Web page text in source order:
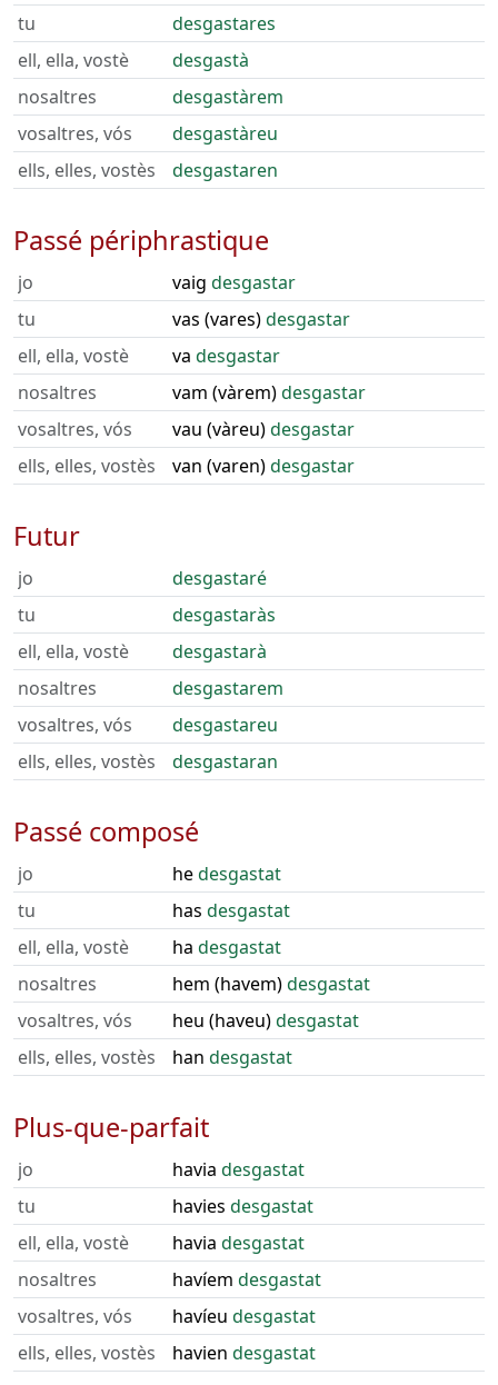
tu
desgastares
ell, ella, vostè
desgastà
nosaltres
desgastàrem
vosaltres, vós
desgastàreu
ells, elles, vostès
desgastaren
Passé périphrastique
jo vaig desgastar
tu
vas (vares)desgastar
ell, ella, vostè
va desgastar
nosaltres
vam (vàrem)desgastar
vosaltres, vós
vau (vàreu)desgastar
ells, elles, vostès
van (varen)desgastar
Futur
jo
desgastaré
tu
desgastaràs
ell, ella, vostè
desgastarà
nosaltres
desgastarem
vosaltres, vós
desgastareu
ells, elles, vostès
desgastaran
Passé composé
jo hedesgastat
tu
has desgastat
ell, ella, vostè
ha desgastat
nosaltres
hem (havem)desgastat
vosaltres, vós
heu (haveu)desgastat
ells, elles, vostès
han desgastat
Plus-que-parfait
jo havia desgastat
tu
havies desgastat
ell, ella, vostè
havia desgastat
nosaltres
havíem desgastat
vosaltres, vós
havíeu desgastat
ells, elles, vostès
havien desgastat